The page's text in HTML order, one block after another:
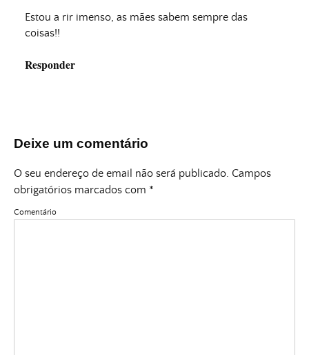
Estou a rir imenso, as mães sabem sempre das
coisas!!
Responder
Deixe um comentário
O seu endereço de email não será publicado. Campos
obrigatórios marcados com *
Comentário